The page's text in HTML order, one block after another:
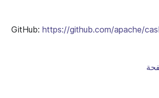
GitHub: https://github.com/apache/